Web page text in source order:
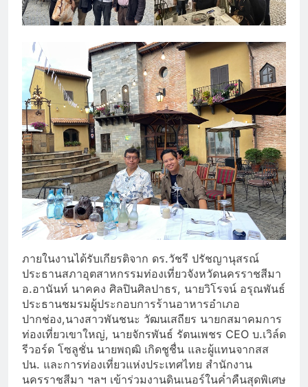
ภายในงานได้รับเกียรติจาก ดร.วัชรี ปรัชญานุสรณ์
ประธานสภาอุตสาหกรรมท่องเที่ยวจังหวัดนครราชสีมา
อ.อานันท์ นาคคง ศิลปินศิลปาธร, นายวิโรจน์ อรุณพันธ์
ประธานชมรมผู้ประกอบการร้านอาหารอำเภอ
ปากช่อง,นางสาวพันชนะ วัฒนเสถียร นายกสมาคมการ
ท่องเที่ยวเขาใหญ่, นายจักรพันธ์ รัตนเพชร CEO บ.เวิล์ด
รีวอร์ด โซลูชั่น นายพฤฒิ เกิดชูชื่น และผู้แทนจากสส
ปน. และการท่องเที่ยวแห่งประเทศไทย สำนักงาน
นครราชสีมา ฯลฯ เข้าร่วมงานดินเนอร์ในค่ำคืนสุดพิเศษ